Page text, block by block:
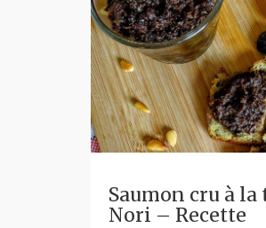
Saumon cru à la
Nori – Recette